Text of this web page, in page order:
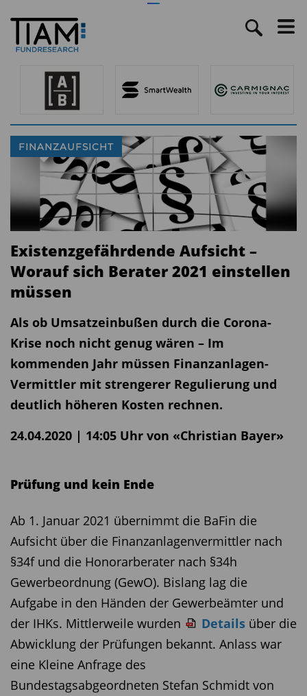
FINANZAUFSICHT
Existenzgefährdende Aufsicht –
Worauf sich Berater 2021 einstellen
müssen
Als ob Umsatzeinbußen durch die Corona-
Krise noch nicht genug wären – Im
kommenden Jahr müssen Finanzanlagen-
Vermittler mit strengerer Regulierung und
deutlich höheren Kosten rechnen.
24.04.2020 | 14:05 Uhr von «Christian Bayer»
Prüfung und kein Ende
Ab 1. Januar 2021 übernimmt die BaFin die
Aufsicht über die Finanzanlagenvermittler nach
§34f und die Honorarberater nach §34h
Gewerbeordnung (GewO). Bislang lag die
Aufgabe in den Händen der Gewerbeämter und
der IHKs. Mittlerweile wurden
Details über die
Abwicklung der Prüfungen bekannt. Anlass war
eine Kleine Anfrage des
Bundestagsabgeordneten Stefan Schmidt von